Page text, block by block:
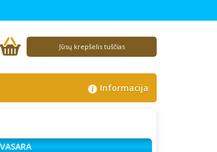
Jūsų krepšelis tuščias
Informacija